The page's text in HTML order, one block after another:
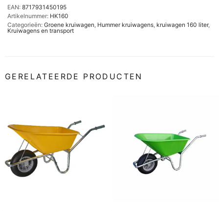
EAN: 8717931450195
Artikelnummer: HK160
Categorieën: Groene kruiwagen, Hummer kruiwagens, kruiwagen 160 liter,
Kruiwagens en transport
GERELATEERDE PRODUCTEN